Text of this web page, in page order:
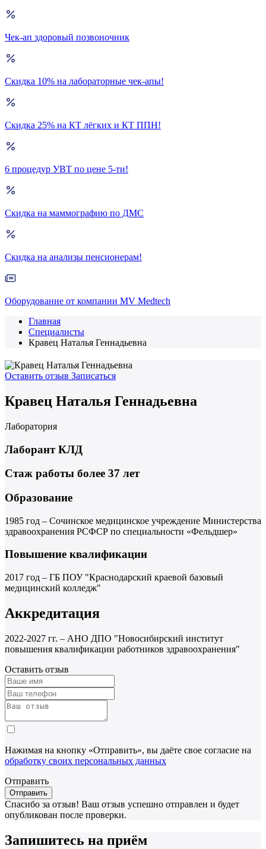
Чек-ап здоровый позвоночник
Скидка 10% на лабораторные чек-апы!
Скидка 25% на КТ лёгких и КТ ППН!
6 процедур УВТ по цене 5-ти!
Скидка на маммографию по ДМС
Скидка на анализы пенсионерам!
Оборудование от компании MV Medtech
Главная
Специалисты
Кравец Наталья Геннадьевна
Оставить отзыв Записаться
Кравец Наталья Геннадьевна
Лаборатория
Лаборант КЛД
Стаж работы более 37 лет
Образование
1985 год – Сочинское медицинское учреждение Министерства
здравоохранения РСФСР по специальности «Фельдшер»
Повышение квалификации
2017 год – ГБ ПОУ "Краснодарский краевой базовый
медицинский колледж"
Аккредитация
2022-2027 гг. – АНО ДПО "Новосибирский институт
повышения квалификации работников здравоохранения"
Оставить отзыв
Нажимая на кнопку «Отправить», вы даёте свое согласие на
обработку своих персональных данных
Отправить
Спасибо за отзыв! Ваш отзыв успешно отправлен и будет
опубликован после проверки.
Запишитесь на приём